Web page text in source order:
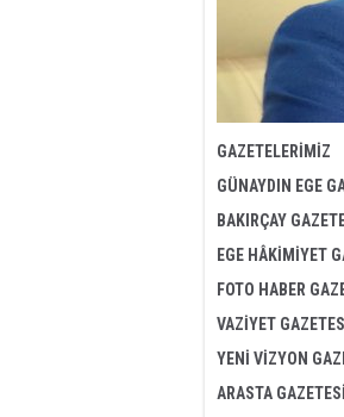
GAZETELERİMİZ
GÜNAYDIN EGE
BAKIRÇAY
EGE HÂKİMİYET
FOTO HABER
VAZİYET
YENİ VİZYON
ARASTA